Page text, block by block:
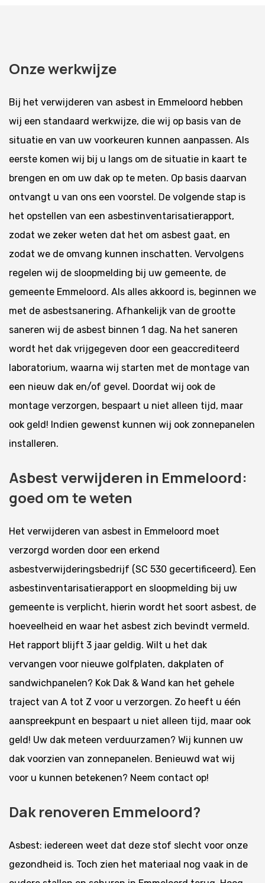
Onze werkwijze
Bij het verwijderen van asbest in Emmeloord hebben
wij een standaard werkwijze, die wij op basis van de
situatie en van uw voorkeuren kunnen aanpassen. Als
eerste komen wij bij u langs om de situatie in kaart te
brengen en om uw dak op te meten. Op basis daarvan
ontvangt u van ons een voorstel. De volgende stap is
het opstellen van een asbestinventarisatierapport,
zodat we zeker weten dat het om asbest gaat, en
zodat we de omvang kunnen inschatten. Vervolgens
regelen wij de sloopmelding bij uw gemeente, de
gemeente Emmeloord. Als alles akkoord is, beginnen we
met de asbestsanering. Afhankelijk van de grootte
saneren wij de asbest binnen 1 dag. Na het saneren
wordt het dak vrijgegeven door een geaccrediteerd
laboratorium, waarna wij starten met de montage van
een nieuw dak en/of gevel. Doordat wij ook de
montage verzorgen, bespaart u niet alleen tijd, maar
ook geld! Indien gewenst kunnen wij ook zonnepanelen
installeren.
Asbest verwijderen in Emmeloord:
goed om te weten
Het verwijderen van asbest in Emmeloord moet
verzorgd worden door een erkend
asbestverwijderingsbedrijf (SC 530 gecertificeerd). Een
asbestinventarisatierapport en sloopmelding bij uw
gemeente is verplicht, hierin wordt het soort asbest, de
hoeveelheid en waar het asbest zich bevindt vermeld.
Het rapport blijft 3 jaar geldig. Wilt u het dak
vervangen voor nieuwe golfplaten, dakplaten of
sandwichpanelen? Kok Dak & Wand kan het gehele
traject van A tot Z voor u verzorgen. Zo heeft u één
aanspreekpunt en bespaart u niet alleen tijd, maar ook
geld! Uw dak meteen verduurzamen? Wij kunnen uw
dak voorzien van zonnepanelen. Benieuwd wat wij
voor u kunnen betekenen? Neem contact op!
Dak renoveren Emmeloord?
Asbest: iedereen weet dat deze stof slecht voor onze
gezondheid is. Toch zien het materiaal nog vaak in de